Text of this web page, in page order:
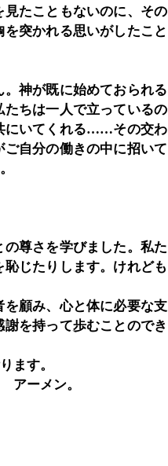
たこともないのに、その
突かれる思いがしたこと
神が既に始めておられる
ちは一人で立っているの
にいてくれる……その交わ
自分の働きの中に招いて
尊さを学びました。私た
じたりします。けれども
顧み、心と体に必要な支
を持って歩むことのでき
ます。